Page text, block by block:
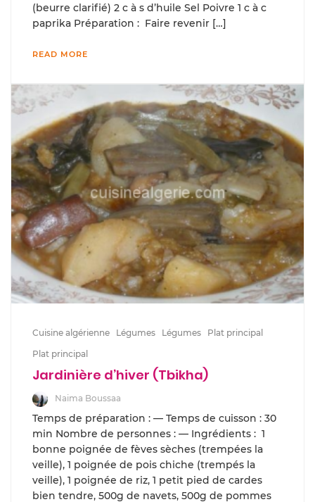
(beurre clarifié) 2 c à s d’huile Sel Poivre 1 c à c
paprika Préparation : Faire revenir […]
READ MORE
Cuisine algérienne Légumes Légumes
Plat principal
Plat principal
Jardinière d’hiver (Tbikha)
Naima Boussaa
Temps de préparation : — Temps de cuisson : 30
min Nombre de personnes : — Ingrédients : 1
bonne poignée de fèves sèches (trempées la
veille), 1 poignée de pois chiche (trempés la
veille), 1 poignée de riz, 1 petit pied de cardes
bien tendre, 500g de navets, 500g de pommes